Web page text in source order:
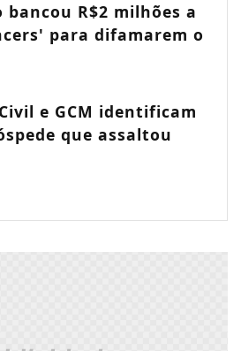
bancou R$2 milhões a
para difamarem o
e GCM identificam
que assaltou